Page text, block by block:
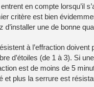
en compte lorsqu’il
critère est bien
d’installer une de bonne
à l’effraction doivent
d’étoiles (de 1 à 3). Si
est de moins de 5
et plus la serrure est